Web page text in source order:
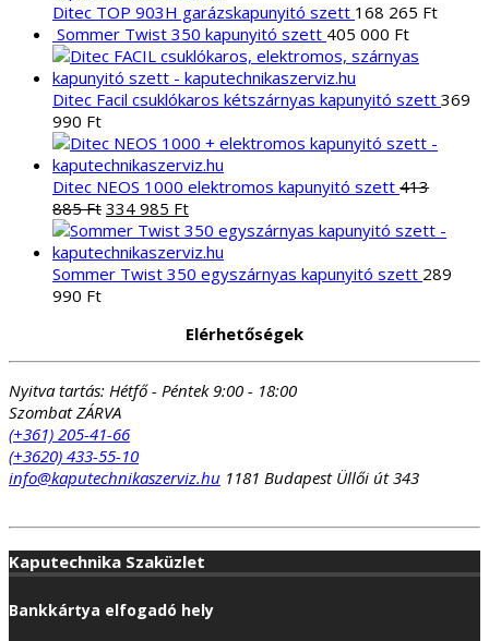
Ditec TOP 903H garázskapunyitó szett 168 265 Ft
Sommer Twist 350 kapunyitó szett 405 000 Ft
Ditec Facil csuklókaros kétszárnyas kapunyitó szett 369
990 Ft
Ditec NEOS 1000 elektromos kapunyitó szett 413
885Ft Original
price
was:
413
334 985 FtCurrent
price
is:
334
Sommer Twist 350 egyszárnyas kapunyitó szett 289
990 Ft
Elérhetőségek
Nyitva tartás: Hétfő - Péntek 9:00 - 18:00
Szombat ZÁRVA
(+361) 205-41-66
(+3620) 433-55-10
info@kaputechnikaszerviz.hu 1181 Budapest Üllői út 343
Kaputechnika Szaküzlet
Bankkártya elfogadó hely